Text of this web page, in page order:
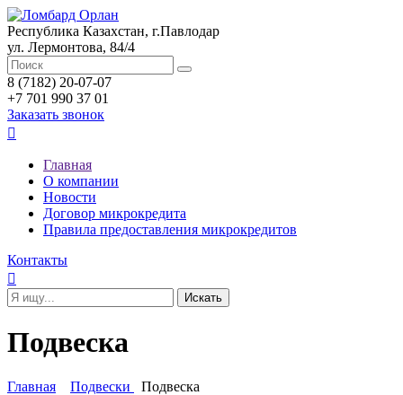
Республика Казахстан, г.Павлодар
ул. Лермонтова, 84/4
8 (7182) 20-07-07
+7 701 990 37 01
Заказать звонок

Главная
О компании
Новости
Договор микрокредита
Правила предоставления микрокредитов
Контакты

Подвеска
Главная Подвески Подвеска